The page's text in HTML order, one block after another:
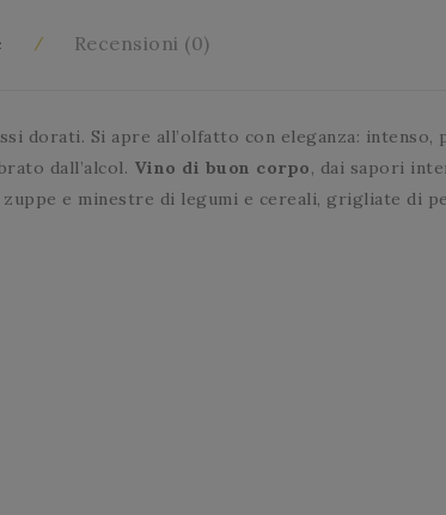
Recensioni (0)
dorati. Si apre all’olfatto con eleganza: intenso,
dall’alcol. Vino di buon corpo, dai sapori
e minestre di legumi e cereali, grigliate di